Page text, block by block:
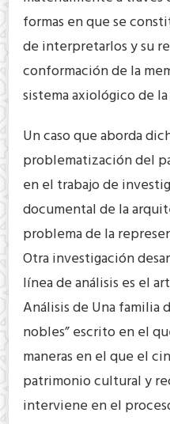
formas en que se
de interpretarlos y su
conformación de la
sistema axiológico de
Un caso que aborda
problematización del
en el trabajo de
documental de la
problema de la
Otra investigación
línea de análisis es el
Análisis de Una familia
nobles” escrito en el
maneras en el que el
patrimonio cultural y
interviene en el